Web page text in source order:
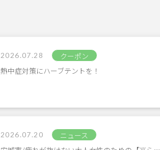
2026.07.28
クーポン
熱中症対策にハーブテントを！
2026.07.20
ニュース